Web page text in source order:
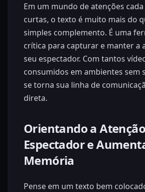
Em um mundo de atenções cada
curtas, o texto é muito mais do
simples complemento. É uma
crítica para capturar e manter a
seu espectador. Com tantos
consumidos em ambientes sem
se torna sua linha de
direta.
Orientando a
Espectador e
Memória
Pense em um texto bem